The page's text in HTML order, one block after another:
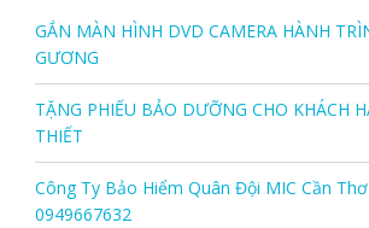
GẮN MÀN HÌNH DVD CAMERA HÀNH
GƯƠNG
TẶNG PHIẾU BẢO DƯỠNG CHO KHÁCH
THIẾT
Công Ty Bảo Hiểm Quân Đội MIC Cần
0949667632